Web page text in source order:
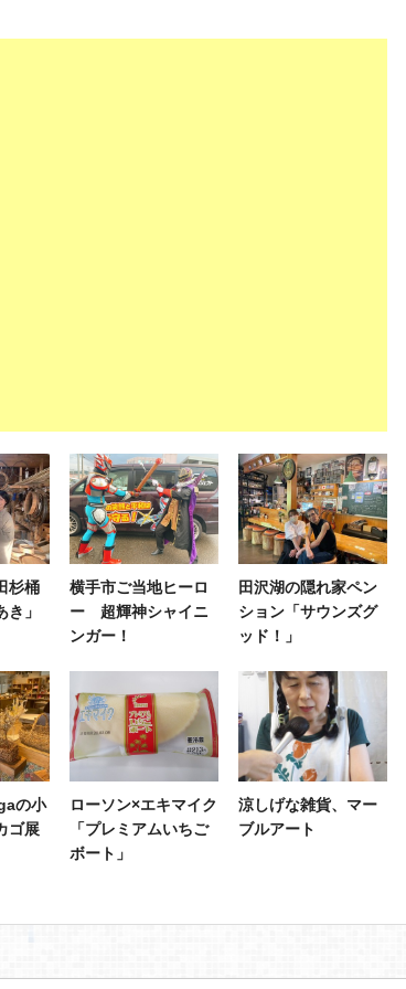
杉桶
」
横手市ご当地ヒーロ
ー 超輝神シャイニ
ンガー！
田沢湖の隠れ家ペン
ション「サウンズグ
ッド！」
の小
ゴ展
ローソン×エキマイク
「プレミアムいちご
ボート」
涼しげな雑貨、マー
ブルアート